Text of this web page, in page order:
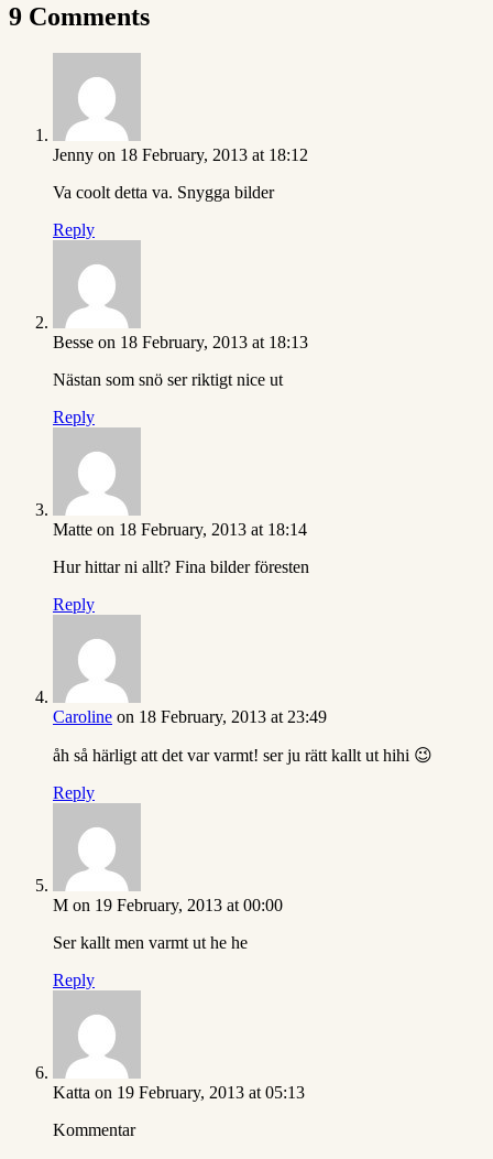
9 Comments
Jenny on 18 February, 2013 at 18:12
Va coolt detta va. Snygga bilder
Reply
Besse on 18 February, 2013 at 18:13
Nästan som snö ser riktigt nice ut
Reply
Matte on 18 February, 2013 at 18:14
Hur hittar ni allt? Fina bilder föresten
Reply
Caroline on 18 February, 2013 at 23:49
åh så härligt att det var varmt! ser ju rätt kallt ut hihi 😉
Reply
M on 19 February, 2013 at 00:00
Ser kallt men varmt ut he he
Reply
Katta on 19 February, 2013 at 05:13
Kommentar